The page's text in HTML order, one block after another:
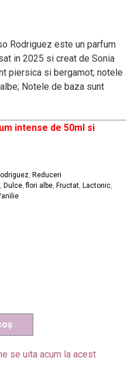
Rodriguez este un parfum
in 2025 si creat de Sonia
piersica si bergamot; notele
Notele de baza sunt
intense de 50ml si
Reduceri
Dulce ,flori albe Fructat Lactonic
se uita acum la acest